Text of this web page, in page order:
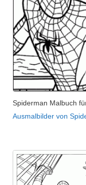
Spiderman Malbuch
Ausmalbilder von